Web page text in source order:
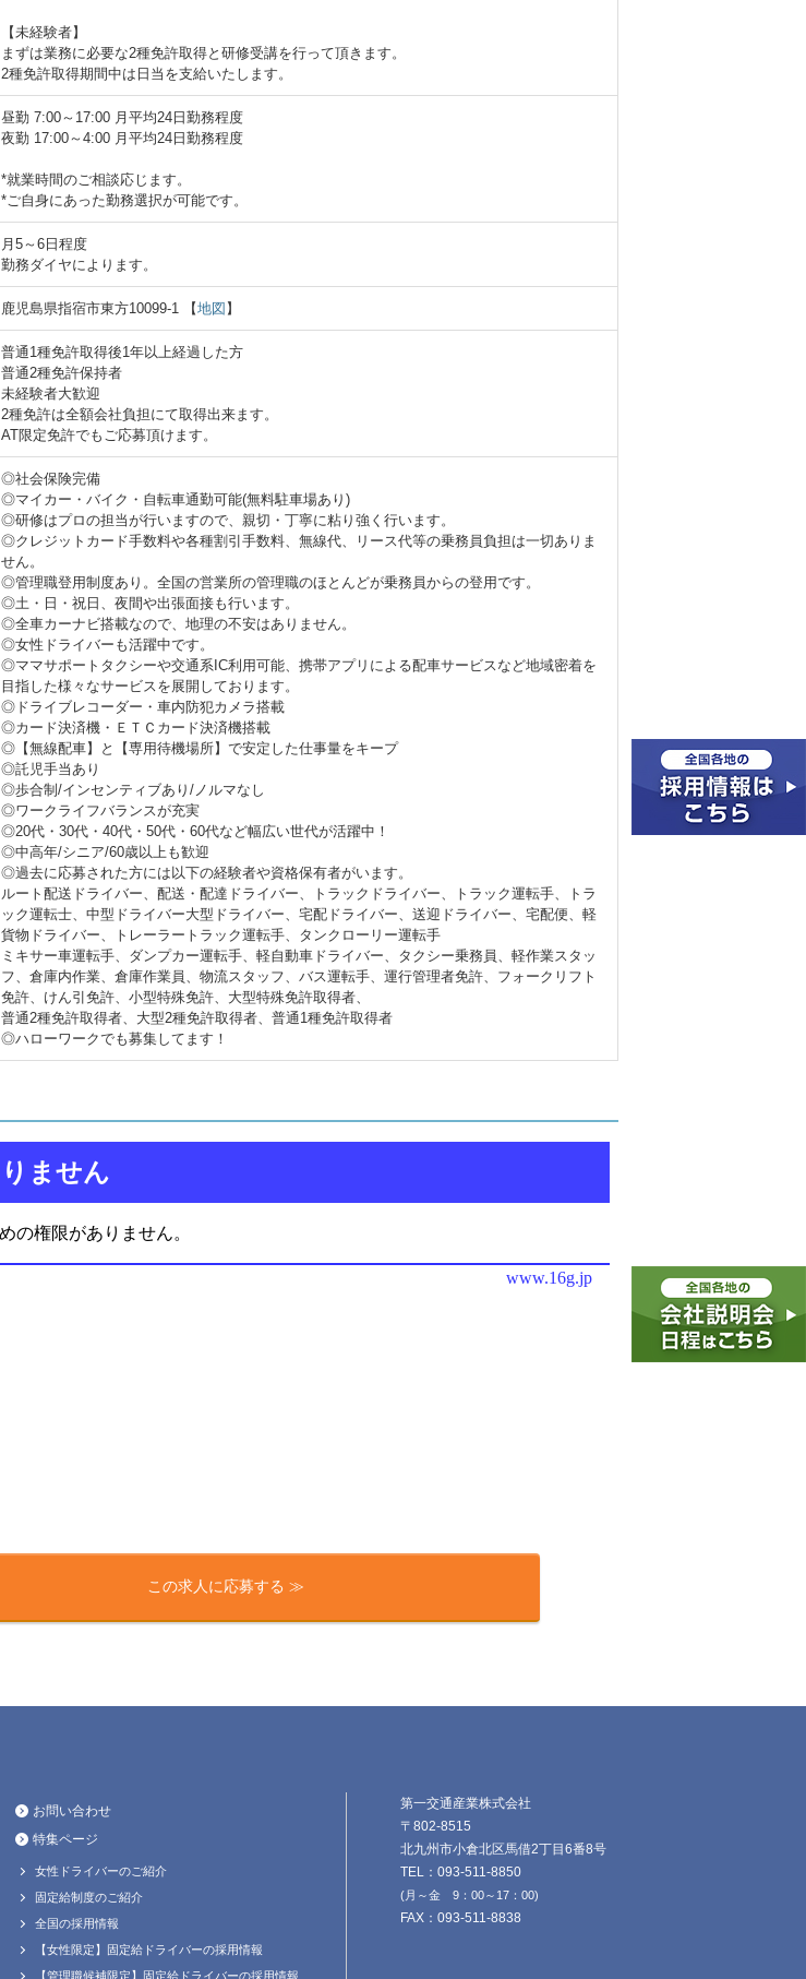
【未経験者】
まずは業務に必要な2種免許取得と研修受講を行って頂きます。
2種免許取得期間中は日当を支給いたします。
昼勤 7:00～17:00 月平均24日勤務程度
夜勤 17:00～4:00 月平均24日勤務程度
*就業時間のご相談応じます。
*ご自身にあった勤務選択が可能です。
月5～6日程度
勤務ダイヤによります。
鹿児島県指宿市東方10099-1 【地図 】
普通1種免許取得後1年以上経過した方
普通2種免許保持者
未経験者大歓迎
2種免許は全額会社負担にて取得出来ます。
AT限定免許でもご応募頂けます。
◎社会保険完備
◎マイカー・バイク・自転車通勤可能(無料駐車場あり)
◎研修はプロの担当が行いますので、親切・丁寧に粘り強く行います。
◎クレジットカード手数料や各種割引手数料、無線代、リース代等の乗務員負担は一切ありま
せん。
◎管理職登用制度あり。全国の営業所の管理職のほとんどが乗務員からの登用です。
◎土・日・祝日、夜間や出張面接も行います。
◎全車カーナビ搭載なので、地理の不安はありません。
◎女性ドライバーも活躍中です。
◎ママサポートタクシーや交通系IC利用可能、携帯アプリによる配車サービスなど地域密着を
目指した様々なサービスを展開しております。
◎ドライブレコーダー・車内防犯カメラ搭載
◎カード決済機・ＥＴＣカード決済機搭載
◎【無線配車】と【専用待機場所】で安定した仕事量をキープ
◎託児手当あり
◎歩合制/インセンティブあり/ノルマなし
◎ワークライフバランスが充実
◎20代・30代・40代・50代・60代など幅広い世代が活躍中！
◎中高年/シニア/60歳以上も歓迎
◎過去に応募された方には以下の経験者や資格保有者がいます。
ルート配送ドライバー、配送・配達ドライバー、トラックドライバー、トラック運転手、トラ
ック運転士、中型ドライバー大型ドライバー、宅配ドライバー、送迎ドライバー、宅配便、軽
貨物ドライバー、トレーラートラック運転手、タンクローリー運転手
ミキサー車運転手、ダンプカー運転手、軽自動車ドライバー、タクシー乗務員、軽作業スタッ
フ、倉庫内作業、倉庫作業員、物流スタッフ、バス運転手、運行管理者免許、フォークリフト
免許、けん引免許、小型特殊免許、大型特殊免許取得者、
普通2種免許取得者、大型2種免許取得者、普通1種免許取得者
◎ハローワークでも募集してます！
この求人に応募する ≫
お問い合わせ
特集ページ
女性ドライバーのご紹介
固定給制度のご紹介
全国の採用情報
【女性限定】固定給ドライバーの採用情報
【管理職候補限定】固定給ドライバーの採用情報
第一交通産業株式会社
〒802-8515
北九州市小倉北区馬借2丁目6番8号
TEL：093-511-8850
(月～金 9：00～17：00)
FAX：093-511-8838